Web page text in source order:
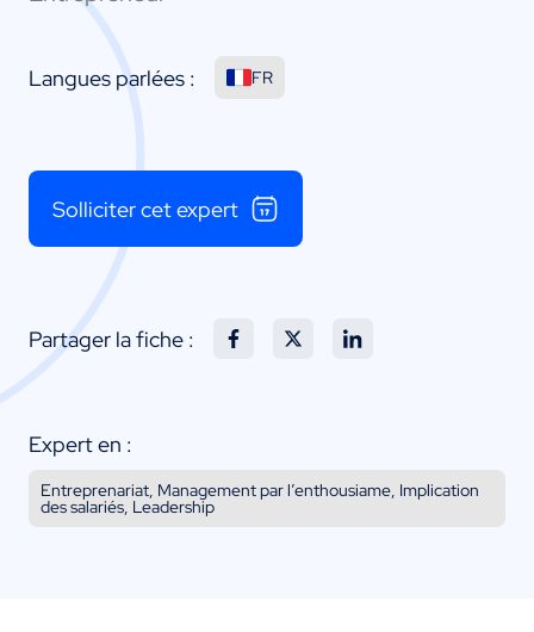
Langues parlées : FR
Solliciter cet expert
Partager la fiche :
Expert en :
Entreprenariat, Management par l’enthousiame, Implication
des salariés, Leadership